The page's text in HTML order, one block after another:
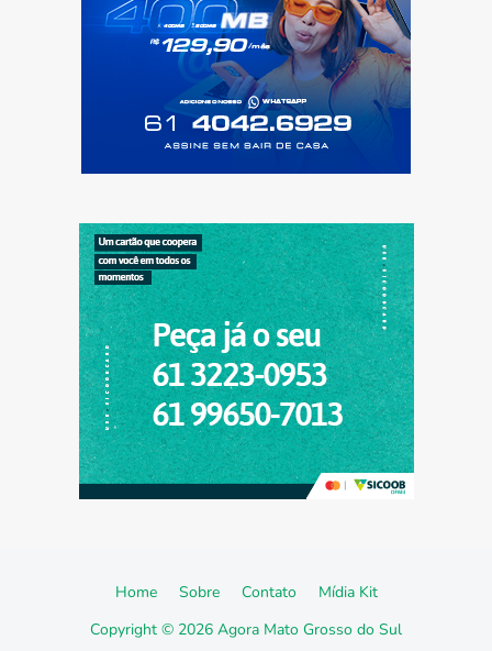
Copyright © 2026 Agora Mato Grosso do Sul
Home Sobre Contato Mídia Kit